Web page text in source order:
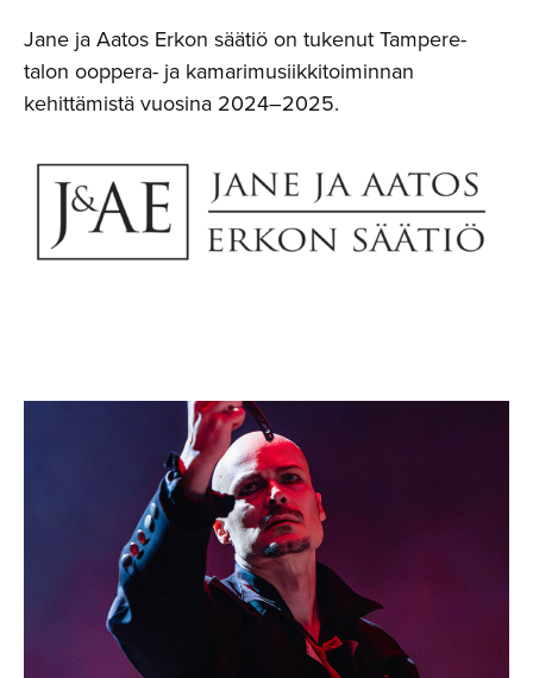
Jane ja Aatos Erkon säätiö on tukenut Tampere-
talon ooppera- ja kamarimusiikkitoiminnan
kehittämistä vuosina 2024–2025.